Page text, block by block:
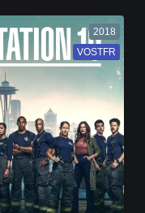
2018
VF
VOSTFR